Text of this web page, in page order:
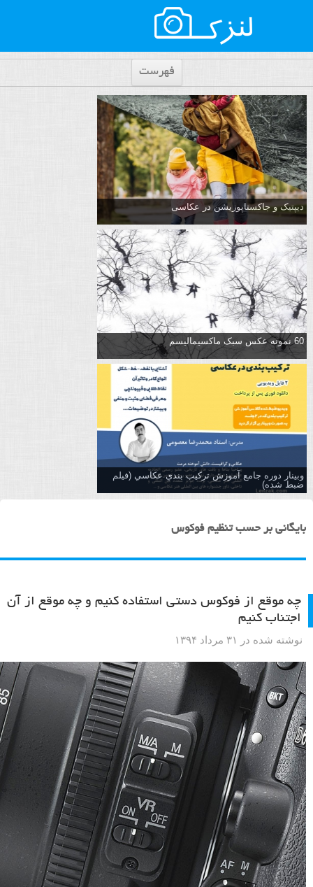
فهرست
دیپتیک و جاکستا‌پوزیشن در عکاسی
60 نمونه عکس سبک ماکسیمالیسم
وبینار دوره جامع آموزش تركيب بندي عكاسي (فیلم
ضبط شده)
بایگانی بر حسب تنظیم فوکوس
چه موقع از فوکوس دستی استفاده کنیم و چه موقع از آن
اجتناب کنیم
نوشته شده در ۳۱ مرداد ۱۳۹۴